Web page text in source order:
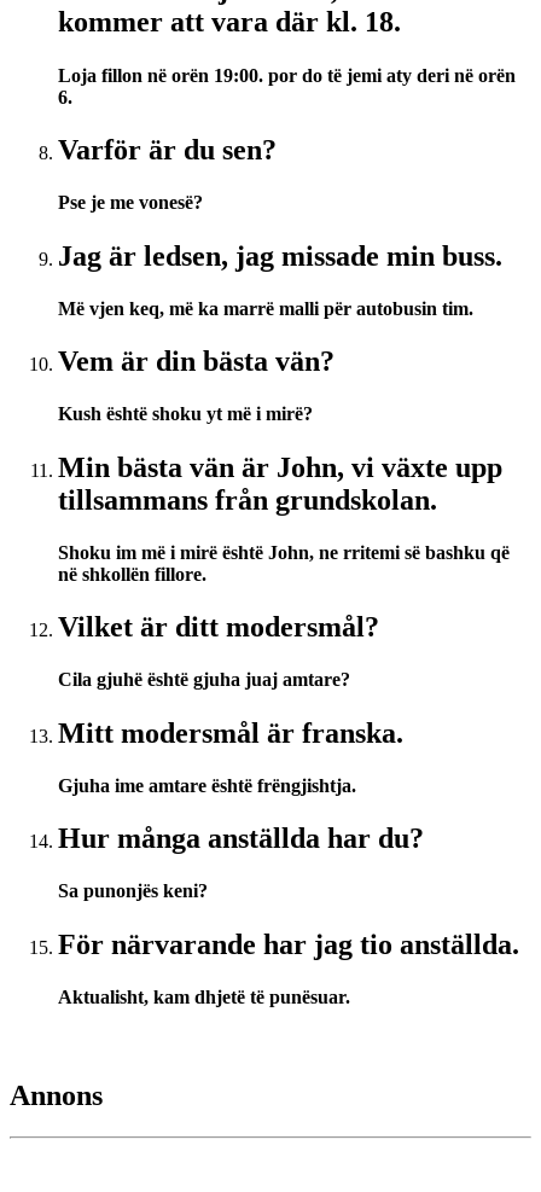
kommer att vara där kl. 18.
Loja fillon në orën 19:00. por do të jemi aty deri në orën
6.
Varför är du sen?
Pse je me vonesë?
Jag är ledsen, jag missade min buss.
Më vjen keq, më ka marrë malli për autobusin tim.
Vem är din bästa vän?
Kush është shoku yt më i mirë?
Min bästa vän är John, vi växte upp
tillsammans från grundskolan.
Shoku im më i mirë është John, ne rritemi së bashku që
në shkollën fillore.
Vilket är ditt modersmål?
Cila gjuhë është gjuha juaj amtare?
Mitt modersmål är franska.
Gjuha ime amtare është frëngjishtja.
Hur många anställda har du?
Sa punonjës keni?
För närvarande har jag tio anställda.
Aktualisht, kam dhjetë të punësuar.
Annons